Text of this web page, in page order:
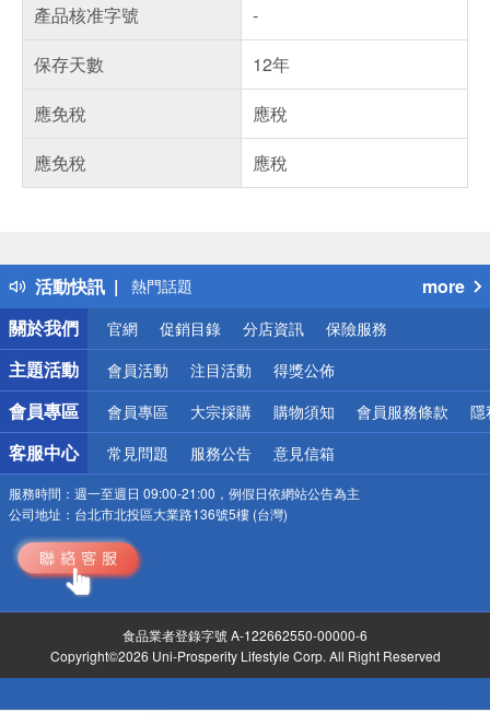
產品核准字號
-
保存天數
12年
應免稅
應稅
應免稅
應稅
活動快訊
得獎公告
熱門話題
銀行優惠
偏遠地區配送
詐騙網頁！請小心！
more
關於我們
官網 促銷目錄 分店資訊 保險服務
主題活動 會員活動 注目活動 得獎公佈
會員專區 會員專區 大宗採購 購物須知 會員服務條款 隱
客服中心 常見問題 服務公告 意見信箱
服務時間： 週一至週日 09:00-21:00，例假日依網站公告為主
公司地址： 台北市北投區大業路136號5樓 (台灣)
食品業者登錄字號 A-122662550-00000-6
Copyright©2026 Uni-Prosperity Lifestyle Corp. All Right Reserved